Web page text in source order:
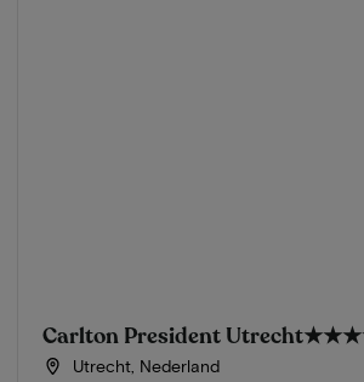
Carlton President Utrecht
Utrecht, Nederland